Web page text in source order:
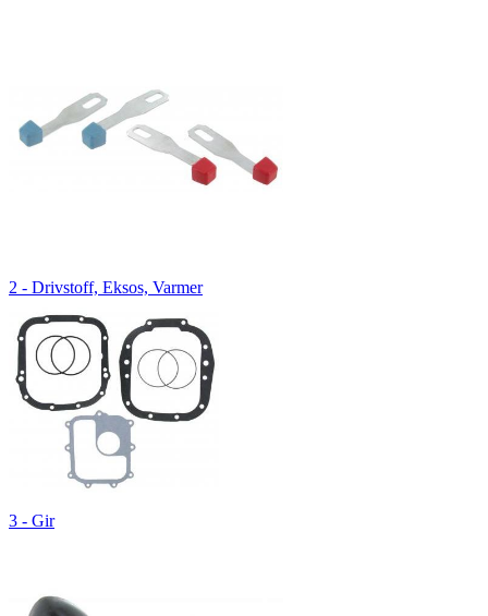
2 - Drivstoff, Eksos, Varmer
3 - Gir